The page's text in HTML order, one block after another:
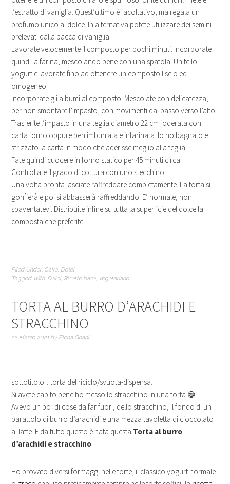
l’estratto di vaniglia. Quest’ultimo è facoltativo, ma regala un
profumo unico al dolce. In alternativa potete utilizzare dei semini
prelevati dalla bacca di vaniglia.
Lavorate velocemente il composto per pochi minuti. Incorporate
quindi la farina, mescolando bene con una spatola. Unite lo
yogurt e lavorate fino ad ottenere un composto liscio ed
omogeneo.
Incorporate gli albumi al composto. Mescolate con delicatezza,
per non smontare l’impasto, con movimenti dal basso verso l’alto.
Trasferite l’impasto in una teglia diametro 22 cm foderata con
carta forno oppure ben imburrata e infarinata. Io ho bagnato e
strizzato la carta in modo che aderisse meglio alla teglia.
Fate quindi cuocere in forno statico per 45 minuti circa.
Controllate il grado di cottura con uno stecchino.
Una volta pronta lasciate raffreddare completamente. La torta si
gonfierà e poi si abbasserà raffreddando. E’ normale, non
spaventatevi. Distribuite infine su tutta la superficie del dolce la
composta che preferite.
Filed Under: Cake, Dolci
Tagged With: Dolci, Ricette base, Vegetariano
TORTA AL BURRO D’ARACHIDI E
STRACCHINO
22 Marzo 2021by Elena Gnani
sottotitolo…torta del riciclo/svuota-dispensa.
Si avete capito bene ho messo lo stracchino in una torta 😁
Avevo un po’ di cose da far fuori, dello stracchino, il fondo di un
barattolo di burro d’arachidi e una mezza tavoletta di cioccolato
al latte. E da tutto questo è nata questa Torta al burro
d’arachidi e stracchino.
Ho provato diversi formaggi nelle torte, il classico yogurt normale